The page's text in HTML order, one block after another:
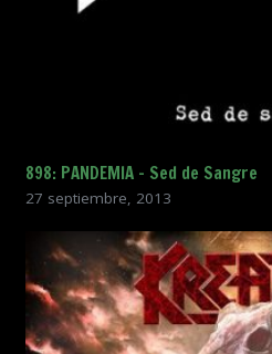
898: PANDEMIA – Sed de Sangre
27 septiembre, 2013